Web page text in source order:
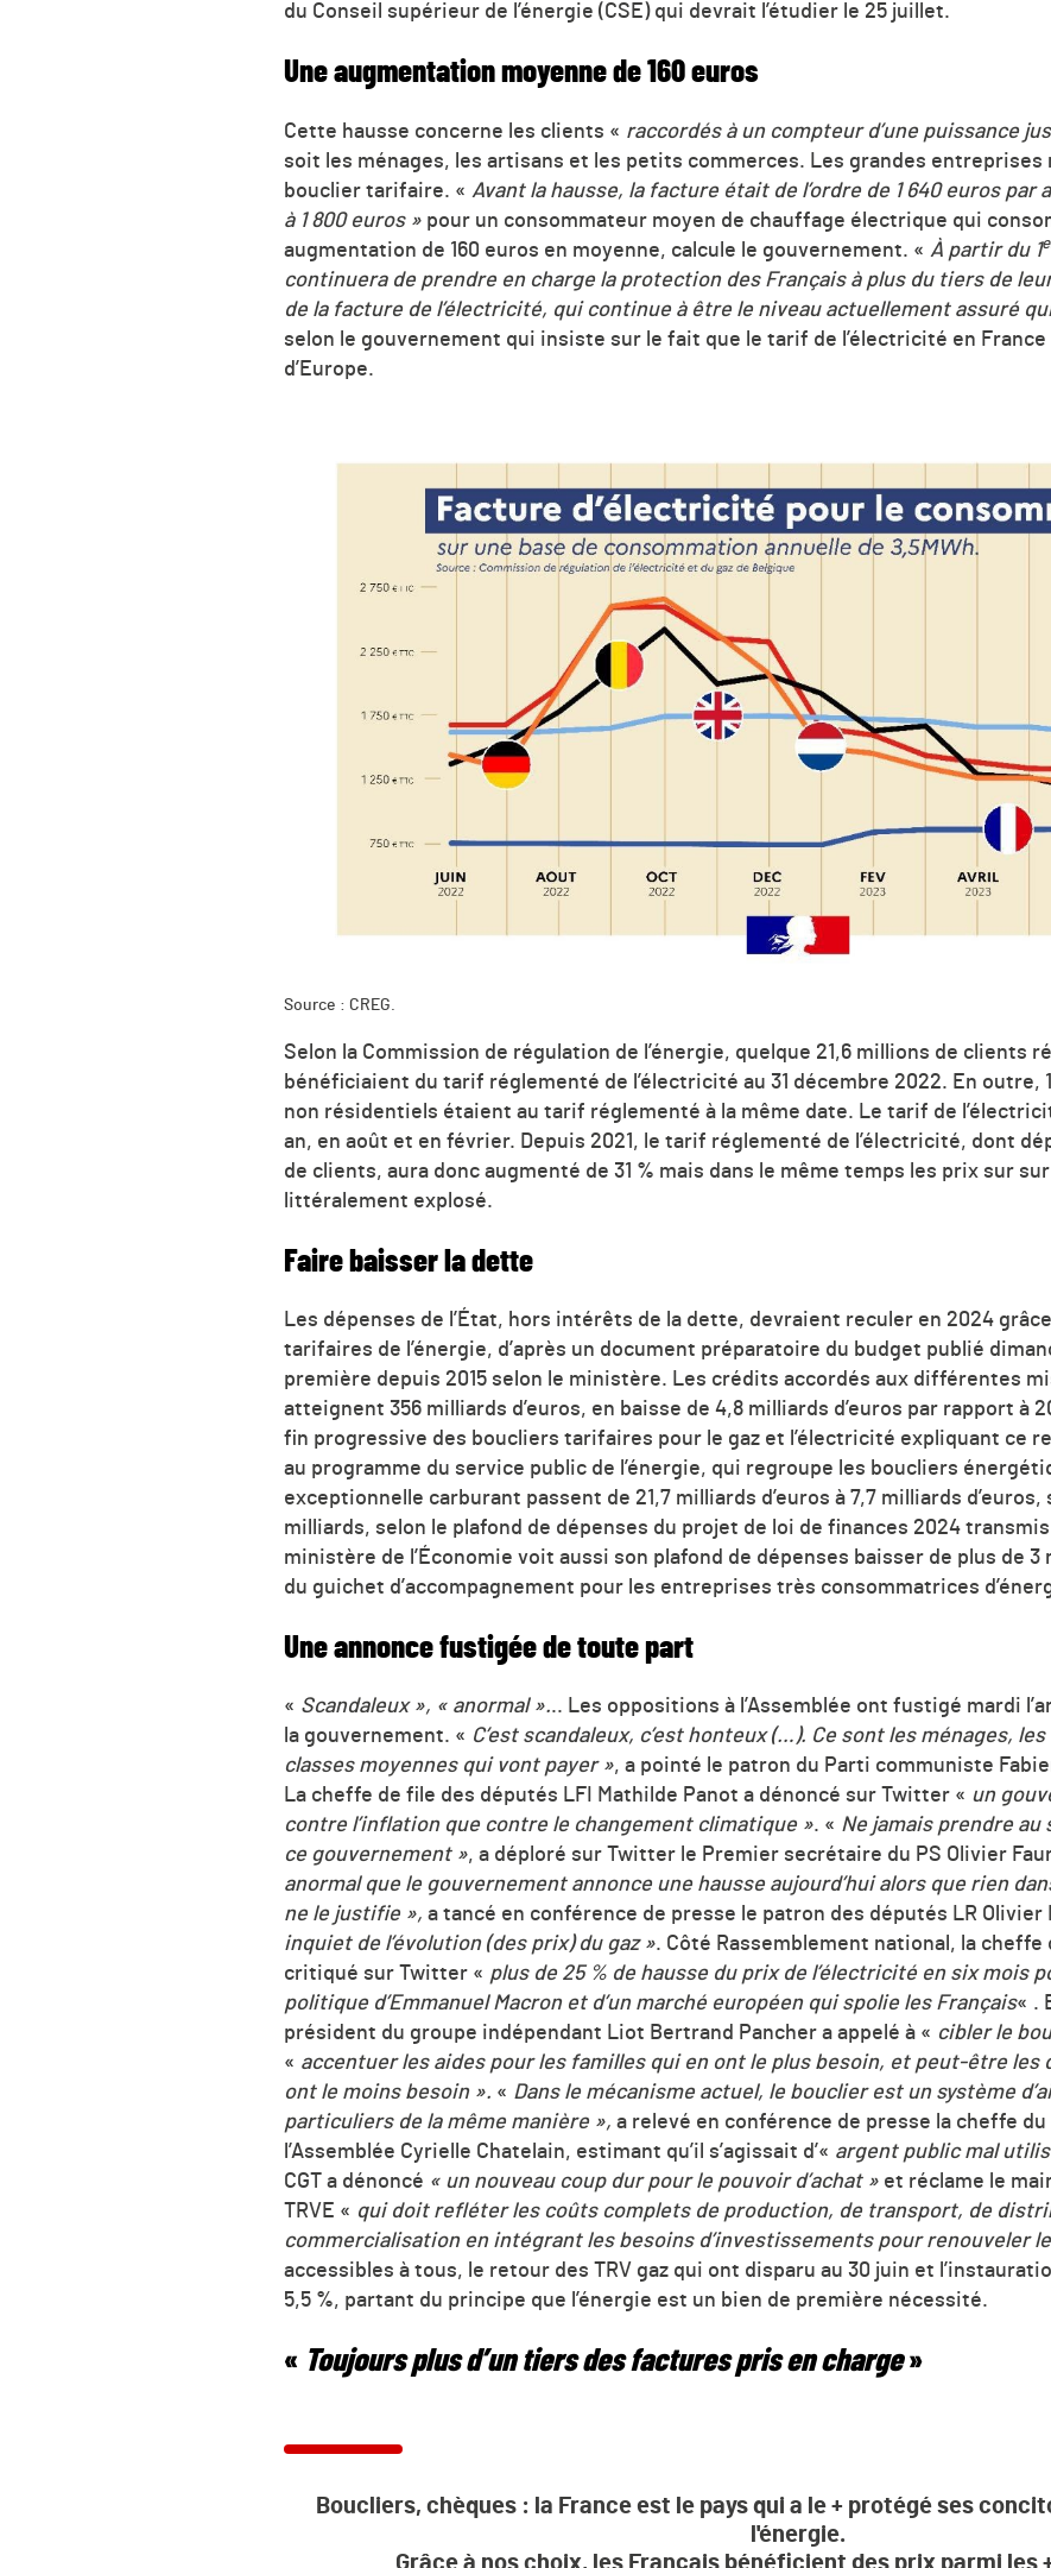
du Conseil supérieur de l’énergie (CSE) qui devrait l’étudier le 25 juillet.
Une augmentation moyenne de 160 euros
Cette hausse concerne les clients « raccordés à un compteur d’une puissance
soit les ménages, les artisans et les petits commerces. Les grandes entreprises
bouclier tarifaire. « Avant la hausse, la facture était de l’ordre de 1 640 euros par
à 1 800 euros » pour un consommateur moyen de chauffage électrique qui
augmentation de 160 euros en moyenne, calcule le gouvernement. « À partir du 1
continuera de prendre en charge la protection des Français à plus du tiers de
de la facture de l’électricité, qui continue à être le niveau actuellement assuré qui
selon le gouvernement qui insiste sur le fait que le tarif de l’électricité en
d’Europe.
Source : CREG.
Selon la Commission de régulation de l’énergie, quelque 21,6 millions de clients
bénéficiaient du tarif réglementé de l’électricité au 31 décembre 2022. En outre,
non résidentiels étaient au tarif réglementé à la même date. Le tarif de
an, en août et en février. Depuis 2021, le tarif réglementé de l’électricité, dont
de clients, aura donc augmenté de 31 % mais dans le même temps les prix sur
littéralement explosé.
Faire baisser la dette
Les dépenses de l’État, hors intérêts de la dette, devraient reculer en 2024
tarifaires de l’énergie, d’après un document préparatoire du budget publié
première depuis 2015 selon le ministère. Les crédits accordés aux différentes
atteignent 356 milliards d’euros, en baisse de 4,8 milliards d’euros par rapport à
fin progressive des boucliers tarifaires pour le gaz et l’électricité expliquant ce
au programme du service public de l’énergie, qui regroupe les boucliers
exceptionnelle carburant passent de 21,7 milliards d’euros à 7,7 milliards
milliards, selon le plafond de dépenses du projet de loi de finances 2024
ministère de l’Économie voit aussi son plafond de dépenses baisser de plus de 3
du guichet d’accompagnement pour les entreprises très consommatrices
Une annonce fustigée de toute part
« Scandaleux », « anormal »... Les oppositions à l’Assemblée ont fustigé mardi
la gouvernement. « C’est scandaleux, c’est honteux (…). Ce sont les ménages,
classes moyennes qui vont payer », a pointé le patron du Parti communiste
La cheffe de file des députés LFI Mathilde Panot a dénoncé sur Twitter « un
contre l’inflation que contre le changement climatique ». « Ne jamais prendre
ce gouvernement », a déploré sur Twitter le Premier secrétaire du PS Olivier
anormal que le gouvernement annonce une hausse aujourd’hui alors que rien
ne le justifie », a tancé en conférence de presse le patron des députés LR Olivier
inquiet de l’évolution (des prix) du gaz ». Côté Rassemblement national, la cheffe
critiqué sur Twitter « plus de 25 % de hausse du prix de l’électricité en six mois
politique d’Emmanuel Macron et d’un marché européen qui spolie les Français« .
président du groupe indépendant Liot Bertrand Pancher a appelé à « cibler le
« accentuer les aides pour les familles qui en ont le plus besoin, et peut-être les
ont le moins besoin ». « Dans le mécanisme actuel, le bouclier est un système
particuliers de la même manière », a relevé en conférence de presse la cheffe
l’Assemblée Cyrielle Chatelain, estimant qu’il s’agissait d’« argent public mal
CGT a dénoncé « un nouveau coup dur pour le pouvoir d’achat » et réclame le
TRVE « qui doit refléter les coûts complets de production, de transport, de
commercialisation en intégrant les besoins d’investissements pour renouveler
accessibles à tous, le retour des TRV gaz qui ont disparu au 30 juin et
5,5 %, partant du principe que l’énergie est un bien de première nécessité.
« Toujours plus d’un tiers des factures pris en charge»
Boucliers, chèques : la France est le pays qui a le + protégé ses
l'énergie.
Grâce à nos choix, les Français bénéficient des prix parmi les